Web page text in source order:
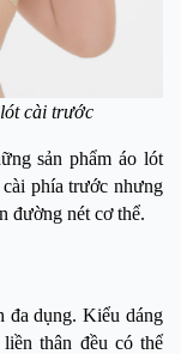
cài trước
sản phẩm áo lót
phía trước nhưng
đường nét cơ thể.
đa dụng. Kiểu dáng
thân đều có thể